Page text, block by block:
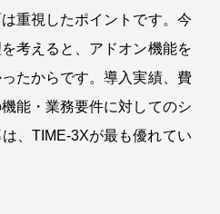
重視したポイントです。今
考えると、アドオン機能を
たからです。導入実績、費
能・業務要件に対してのシ
、TIME-3Xが最も優れてい